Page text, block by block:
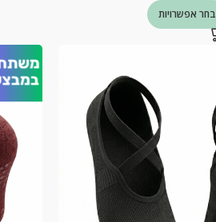
בחר אפשרויות